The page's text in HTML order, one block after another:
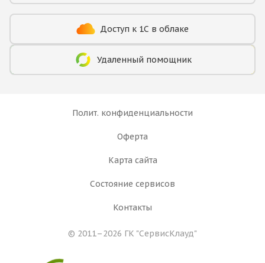
Доступ к 1С в облаке
Удаленный помощник
Полит. конфиденциальности
Оферта
Карта сайта
Состояние сервисов
Контакты
© 2011–2026 ГК "СервисКлауд"